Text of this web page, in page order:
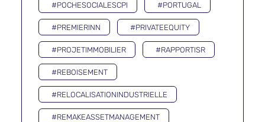
#POCHESOCIALESCPI #PORTUGAL
#PREMIERINN #PRIVATEEQUITY
#PROJETIMMOBILIER #RAPPORTISR
#REBOISEMENT
#RELOCALISATIONINDUSTRIELLE
#REMAKEASSETMANAGEMENT